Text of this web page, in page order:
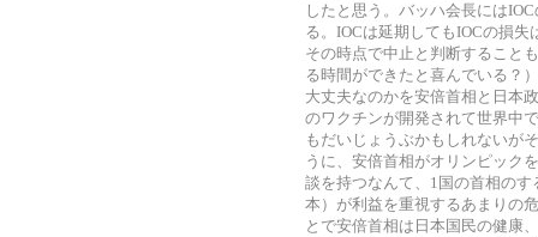
したと思う。バッハ会長には
る。IOCは延期してもIOCの損
その時点で中止と判断すること
る時間ができたと喜んでいる？
大丈夫なのかを安倍首相と日本
のワクチンが開発されて世界中
もだいじょうぶかもしれないが
うに、安倍首相がオリンピック
談を持つなんて、1国の首相の
本）が利益を重視するあまりの
とで安倍首相は日本国民の健康